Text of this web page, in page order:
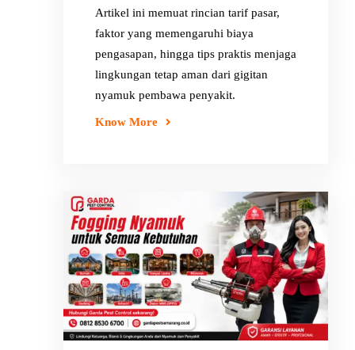
Artikel ini memuat rincian tarif pasar,
faktor yang memengaruhi biaya
pengasapan, hingga tips praktis menjaga
lingkungan tetap aman dari gigitan
nyamuk pembawa penyakit.
Know More